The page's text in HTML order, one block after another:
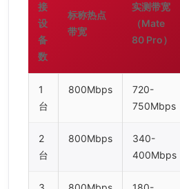
接
设
备
数
标称热点
带宽
实测带宽
（Mate
80 Pro）
1
台
800Mbps
720-
750Mbps
2
台
800Mbps
340-
400Mbps